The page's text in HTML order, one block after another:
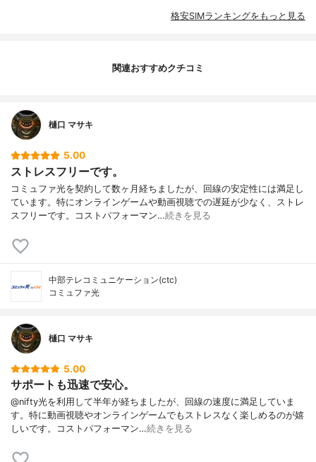
格安SIMランキングをもっと見る
関連おすすめクチコミ
樋口 マサキ
5.00
ストレスフリーです。
コミュファ光を契約して数ヶ月経ちましたが、回線の安定性には満足し
ています。特にオンラインゲームや動画視聴での遅延が少なく、ストレ
スフリーです。コストパフォーマン…続きを見る
中部テレコミュニケーション(ctc)
コミュファ光
樋口 マサキ
5.00
サポートも迅速で安心。
@nifty光を利用して半年が経ちましたが、回線の速度に満足していま
す。特に動画視聴やオンラインゲームでもストレスなく楽しめるのが嬉
しいです。コストパフォーマン…続きを見る